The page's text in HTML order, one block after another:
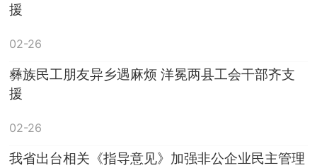
援
02-26
彝族民工朋友异乡遇麻烦 洋冕两县工会干部齐支
援
02-26
我省出台相关《指导意见》加强非公企业民主管理